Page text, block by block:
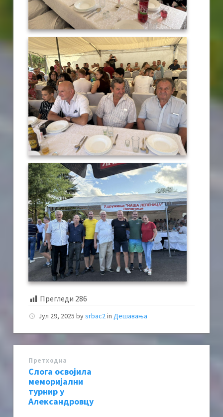
Прегледи 286
Јул 29, 2025 bysrbac2 in Дешавања
Претходна
Слога освојила
меморијални
турнир у
Александровцу